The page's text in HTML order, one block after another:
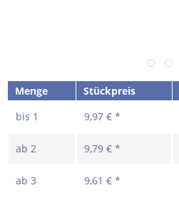
Menge Stückpreis
bis 1 9,97 € *
ab 2 9,79 € *
ab 3 9,61 € *